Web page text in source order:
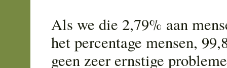
Als we die 2,79% aan
het percentage mensen,
geen zeer ernstige